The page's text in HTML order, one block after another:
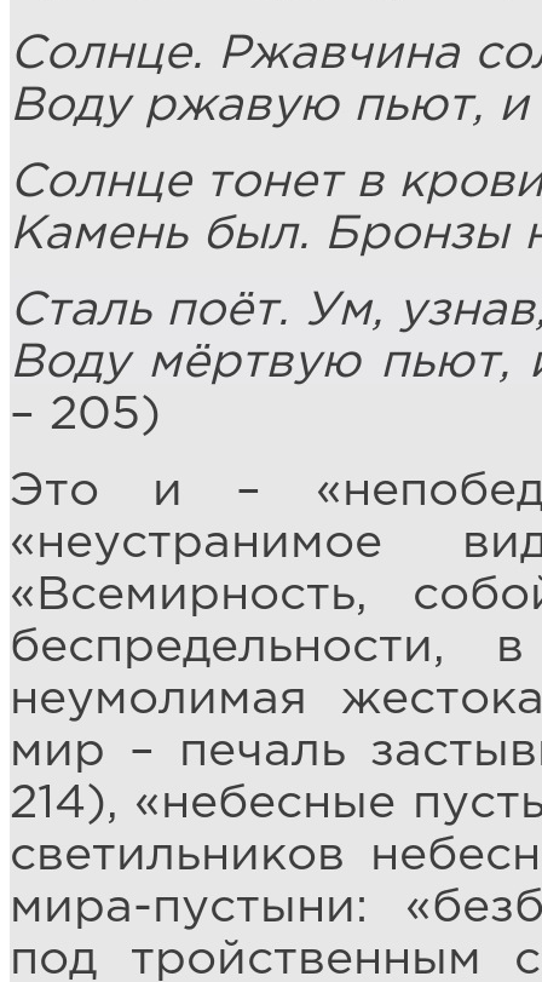
Солнце. Ржавчина
Воду ржавую пьют, и
Солнце тонет в
Камень был. Бронзы
Сталь поёт. Ум,
Воду мёртвую пьют,
– 205)
Это и –
«неустранимое
«Всемирность,
беспредельности,
неумолимая
мир – печаль
214), «небесные
светильников
мира-пустыни:
под тройственным